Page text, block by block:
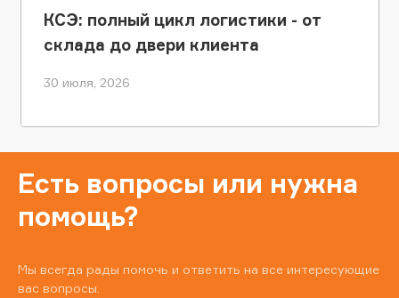
КСЭ: полный цикл логистики - от
склада до двери клиента
30 июля, 2026
Есть вопросы или нужна
помощь?
Мы всегда рады помочь и ответить на все интересующие
вас вопросы.